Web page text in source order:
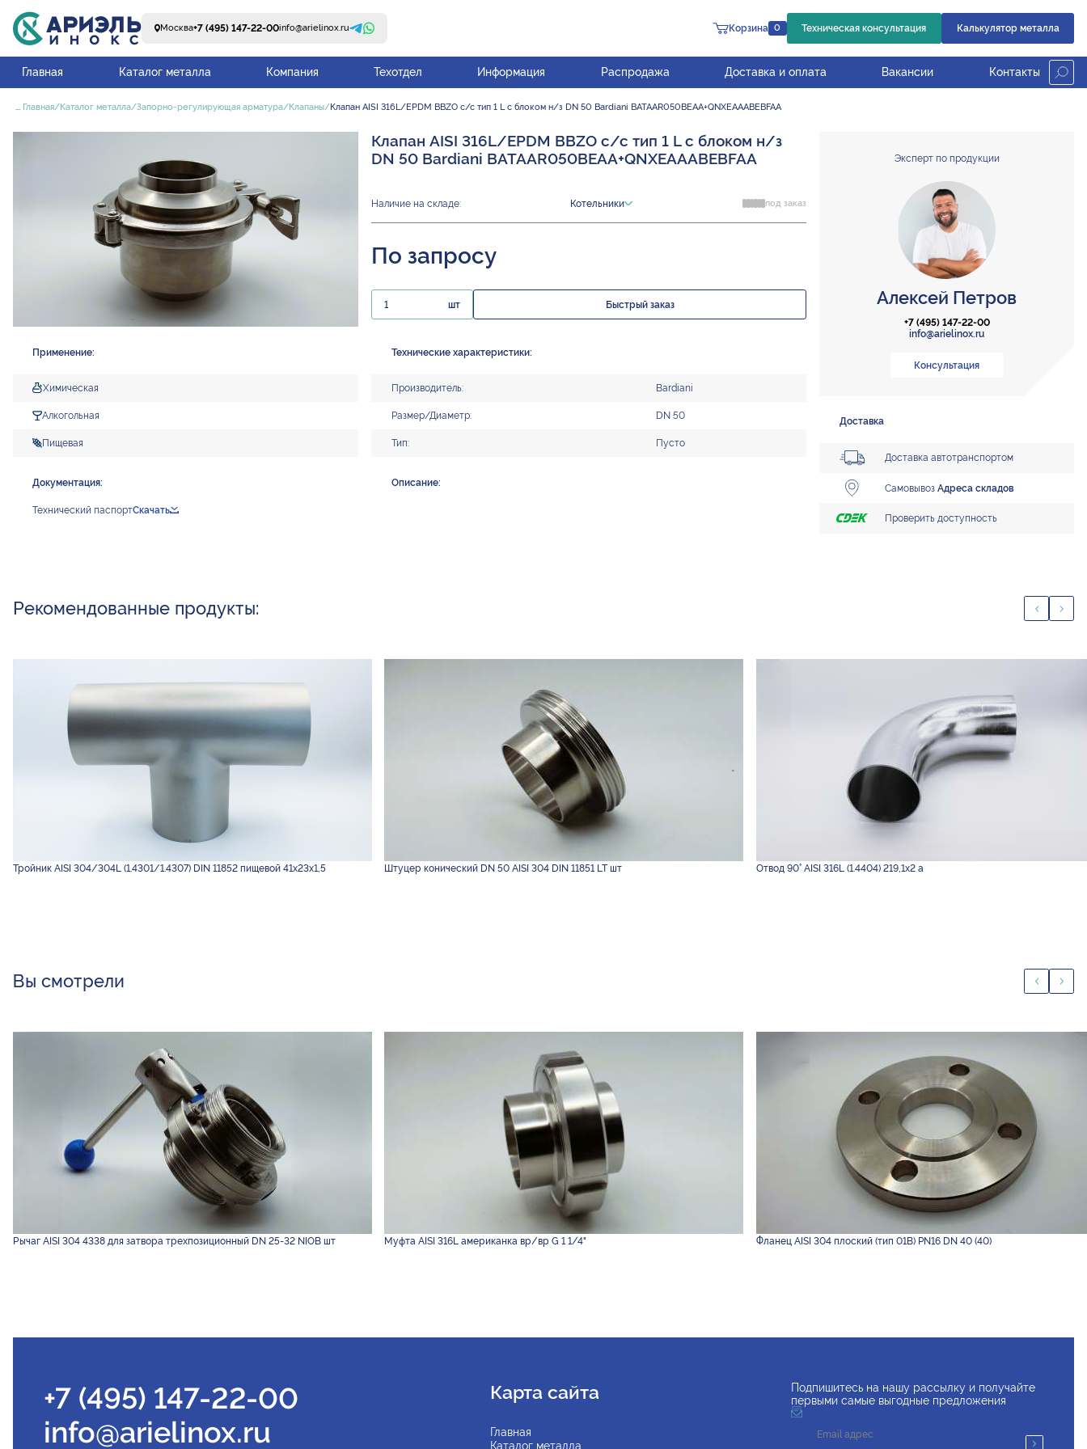
Москва+7 (495) 147-22-00info@arielinox.ru Корзина 0 Техническая консультация Калькулятор металла
Главная Каталог металла Компания Техотдел Информация Распродажа Доставка и оплата Вакансии Контакты
... Главная Каталог металла Запорно-регулирующая арматура Клапаны Клапан AISI 316L/EPDM BBZO с/с тип 1 L с блоком н/з DN 50 Bardiani BATAAR050BEAA+QNXEAAABEBFAA
Клапан AISI 316L/EPDM BBZO с/с тип 1 L с блоком н/з
DN 50 Bardiani BATAAR050BEAA+QNXEAAABEBFAA
Наличие на складе: Котельники под заказ
По запросу
шт Быстрый заказ
Применение:
Химическая
Алкогольная
Пищевая
Документация:
Технический паспортСкачать
Технические характеристики:
Производитель: Bardiani
Размер/Диаметр: DN 50
Тип: Пусто
Описание:
Эксперт по продукции
Алексей Петров
+7 (495) 147-22-00
info@arielinox.ru
Консультация
Доставка
Доставка автотранспортом
СамовывозАдреса складов
Проверить доступность
Рекомендованные продукты:
Тройник AISI 304/304L (1.4301/1.4307) DIN 11852 пищевой 41х23х1,5 Штуцер конический DN 50 AISI 304 DIN 11851 LT шт Отвод 90° AISI 316L (1.4404) 219,1х2 а
Вы смотрели
Рычаг AISI 304 4338 для затвора трехпозиционный DN 25-32 NIOB шт Муфта AISI 316L американка вр/вр G 1 1/4" Фланец AISI 304 плоский (тип 01B) PN16 DN 40 (40)
Подпишитесь на нашу рассылку и получайте
первыми самые выгодные предложения
+7 (495) 147-22-00
info@arielinox.ru
Карта сайта
Главная
Каталог металла